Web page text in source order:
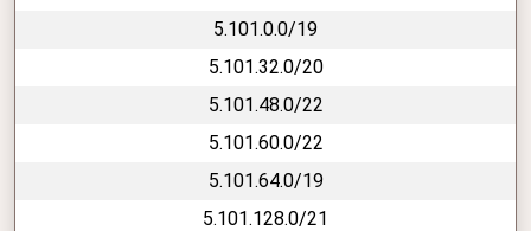
5.101.0.0/19
5.101.32.0/20
5.101.48.0/22
5.101.60.0/22
5.101.64.0/19
5.101.128.0/21